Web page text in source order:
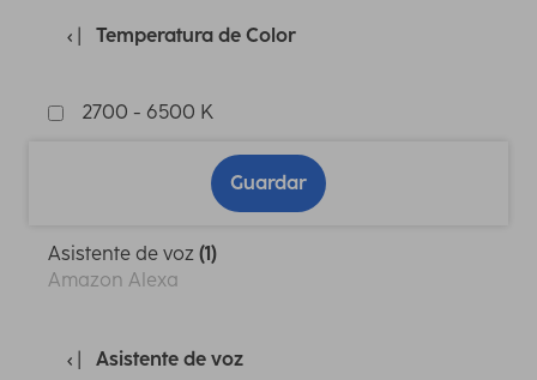
Temperatura de Color
2700 - 6500 K
Guardar
Asistente de voz (1)
Amazon Alexa
Asistente de voz